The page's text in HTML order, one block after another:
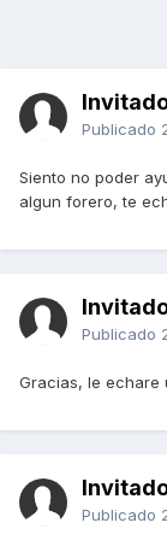
Publicado
Siento no poder
algun forero, te
Publicado
Gracias, le echare
Publicado